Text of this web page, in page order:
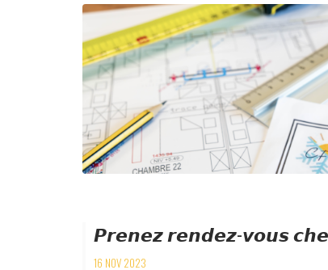
𝙋𝙧𝙚𝙣𝙚𝙯 𝙧𝙚𝙣𝙙𝙚𝙯-𝙫𝙤𝙪𝙨
16 NOV 2023